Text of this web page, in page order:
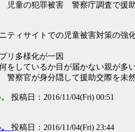
児童の犯罪被害 警察庁調査で援
ティサイトでの児童被害対策の
リ多様化が一因
をしているか目が届かない親が
察官が身分隠して援助交際を未
投稿日：2016/11/04(Fri) 00:51
投稿日：2016/11/04(Fri) 23:44